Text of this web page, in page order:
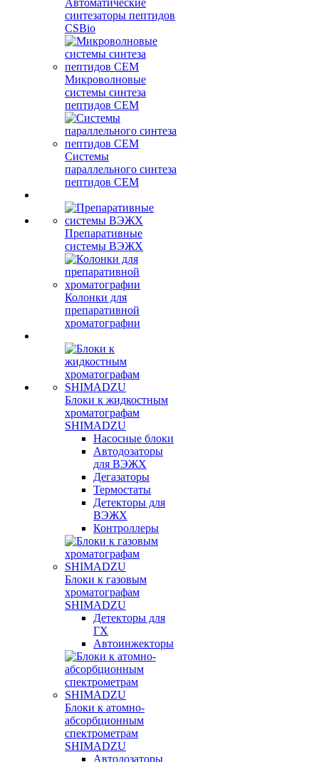
Автоматические
синтезаторы пептидов
CSBio
Микроволновые
системы синтеза
пептидов CEM
Системы
параллельного синтеза
пептидов CEM
Препаративные
системы ВЭЖХ
Колонки для
препаративной
хроматографии
Блоки к жидкостным
хроматографам
SHIMADZU
Насосные блоки
Автодозаторы
для ВЭЖХ
Дегазаторы
Термостаты
Детекторы для
ВЭЖХ
Контроллеры
Блоки к газовым
хроматографам
SHIMADZU
Детекторы для
ГХ
Автоинжекторы
Блоки к атомно-
абсорбционным
спектрометрам
SHIMADZU
Автодозаторы